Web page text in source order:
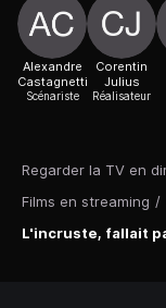
Regarder la TV en
Films en streaming /
L'incruste, fallait
Alexandre
Castagnetti
Scénariste
Corentin
Julius
Réalisateur